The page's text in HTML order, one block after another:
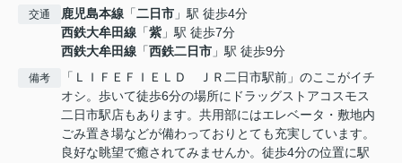
交通 鹿児島本線 「二日市 」駅 徒歩4分
西鉄大牟田線 「紫」駅 徒歩7分
西鉄大牟田線 「西鉄二日市 」駅 徒歩9分
備考
「ＬＩＦＥＦＩＥＬＤ ＪＲ二日市駅前」のここがイチ
オシ。歩いて徒歩6分の場所にドラッグストアコスモス
二日市駅店もあります。共用部にはエレベータ・敷地内
ごみ置き場などが備わっておりとても充実しています。
良好な眺望で癒されてみませんか。徒歩4分の位置に駅